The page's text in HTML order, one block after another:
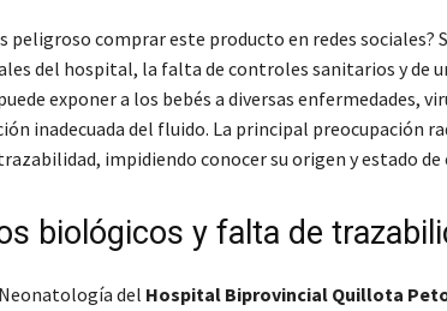
peligroso comprar este producto en redes sociales?
del hospital, la falta de controles sanitarios y de
exponer a los bebés a diversas enfermedades,
inadecuada del fluido. La principal preocupación
impidiendo conocer su origen y estado de
biológicos y falta de
del Hospital Biprovincial Quillota